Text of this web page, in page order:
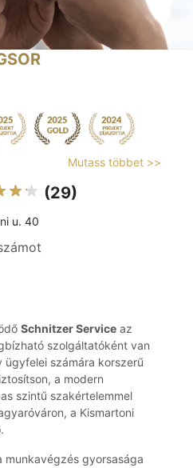
Mutass többet >>
(29)
u. 40
Schnitzer Service az
szolgáltatóként van
ügyfelei számára korszerű
a modern
szintű szakértelemmel
a Kismartoni
munkavégzés gyorsasága